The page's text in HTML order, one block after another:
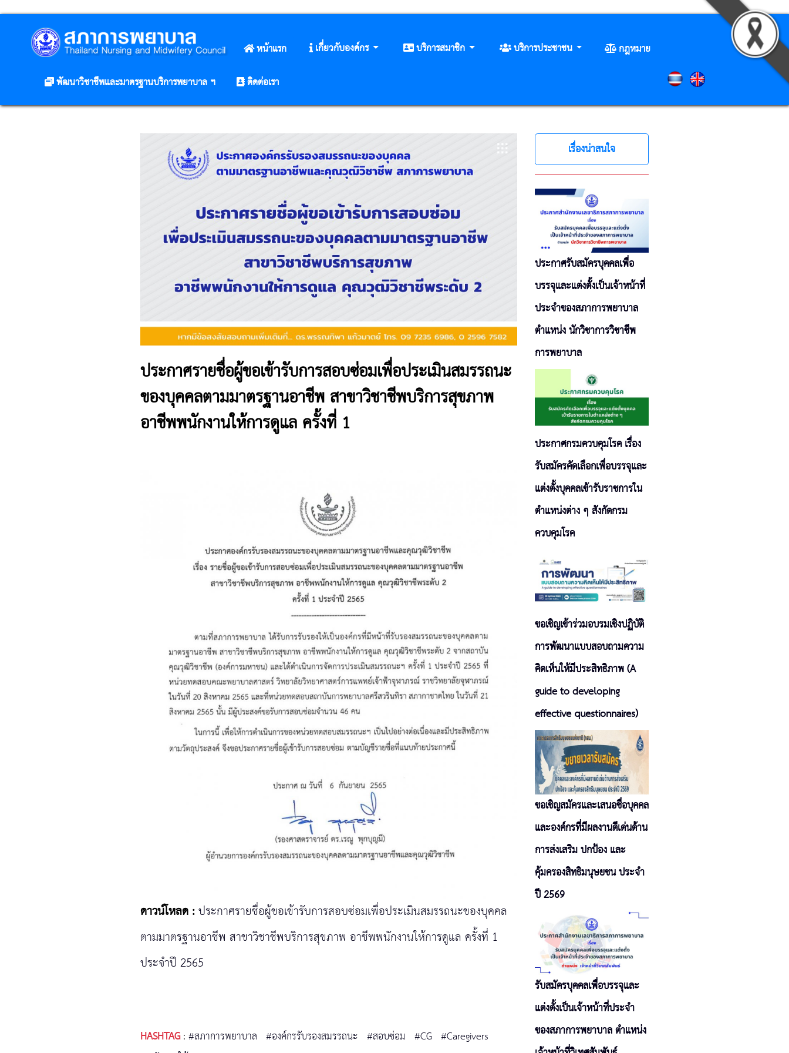
หน้าแรก เกี่ยวกับองค์กร บริการสมาชิก บริการประชาชน
กฎหมาย
พัฒนาวิชาชีพและมาตรฐานบริการพยาบาล ฯ
ติดต่อเรา
ประกาศรายชื่อผู้ขอเข้ารับการสอบซ่อมเพื่อประเมินสมรรถนะ
ของบุคคลตามมาตรฐานอาชีพ สาขาวิชาชีพบริการสุขภาพ
อาชีพพนักงานให้การดูแล ครั้งที่ 1
ดาวน์โหลด :ประกาศรายชื่อผู้ขอเข้ารับการสอบซ่อมเพื่อประเมินสมรรถนะของบุคคล
ตามมาตรฐานอาชีพ สาขาวิชาชีพบริการสุขภาพ อาชีพพนักงานให้การดูแล ครั้งที่ 1
ประจำปี 2565
HASHTAG:#สภาการพยาบาล #องค์กรรับรองสมรรถนะ #สอบซ่อม #CG #Caregivers
เรื่องน่าสนใจ
ประกาศรับสมัครบุคคลเพื่อ
บรรจุและแต่งตั้งเป็นเจ้าหน้าที่
ประจำของสภาการพยาบาล
ตำแหน่ง นักวิชาการวิชาชีพ
การพยาบาล
ประกาศกรมควบคุมโรค เรื่อง
รับสมัครคัดเลือกเพื่อบรรจุและ
แต่งตั้งบุคคลเข้ารับราชการใน
ตำแหน่งต่าง ๆ สังกัดกรม
ควบคุมโรค
ขอเชิญเข้าร่วมอบรมเชิงปฏิบัติ
การพัฒนาแบบสอบถามความ
คิดเห็นให้มีประสิทธิภาพ (A
guide to developing
effective questionnaires)
ขอเชิญสมัครและเสนอชื่อบุคคล
และองค์กรที่มีผลงานดีเด่นด้าน
การส่งเสริม ปกป้อง และ
คุ้มครองสิทธิมนุษยชน ประจำ
ปี 2569
รับสมัครบุคคลเพื่อบรรจุและ
แต่งตั้งเป็นเจ้าหน้าที่ประจำ
ของสภาการพยาบาล ตำแหน่ง